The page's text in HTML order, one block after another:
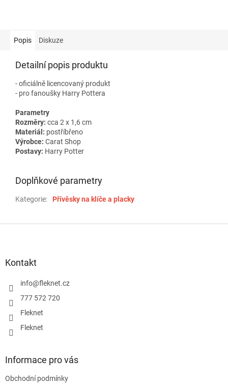
Popis Diskuze
Detailní popis produktu
- oficiálně licencovaný produkt
- pro fanoušky Harry Pottera
Parametry
Rozměry: cca 2 x 1,6 cm
Materiál: postříbřeno
Výrobce: Carat Shop
Postavy: Harry Potter
Doplňkové parametry
Kategorie: Přívěsky na klíče a placky
Kontakt
info@fleknet.cz
777 572 720
Fleknet
Fleknet
Informace pro vás
Obchodní podmínky